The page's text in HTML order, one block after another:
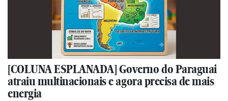
[COLUNA ESPLANADA] Governo do Paraguai
atraiu multinacionais e agora precisa de mais
energia